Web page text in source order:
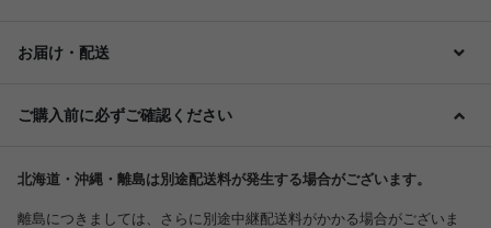
お届け・配送
ご購入前に必ずご確認ください
北海道・沖縄・離島は別途配送料が発生する場合がございます。
離島につきましては、さらに別途中継配送料がかかる場合がございま